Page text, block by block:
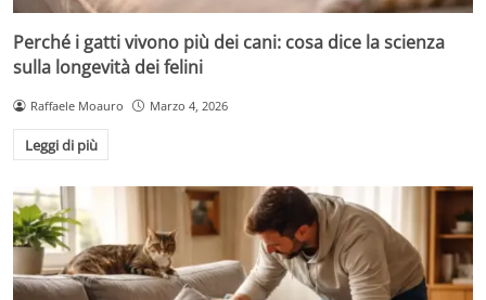
Perché i gatti vivono più dei cani: cosa dice la scienza
sulla longevità dei felini
Raffaele Moauro Marzo 4, 2026
Leggi di più